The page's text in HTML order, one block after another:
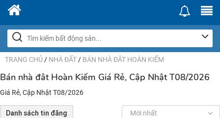
TRANG CHỦ / NHÀ ĐẤT / BÁN NHÀ ĐÂT HOÀN KIẾM
Bán nhà đât Hoàn Kiếm Giá Rẻ, Cập Nhật T08/2026
Giá Rẻ, Cập Nhật T08/2026
Danh sách tin đăng Mới nhất